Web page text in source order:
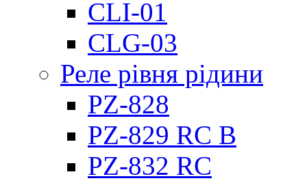
CLI-01
CLG-03
Реле рівня рідини
PZ-828
PZ-829 RC B
PZ-832 RC